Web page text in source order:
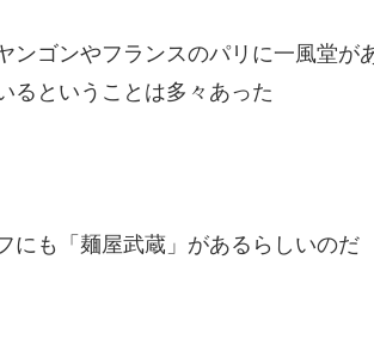
ンゴンやフランスのパリに一風堂が
るということは多々あった
にも「麺屋武蔵」があるらしいのだ